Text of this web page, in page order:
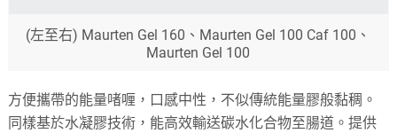
(左至右) Maurten Gel 160、Maurten Gel 100 Caf 100、
Maurten Gel 100
方便攜帶的能量啫喱，口感中性，不似傳統能量膠般黏稠。
同樣基於水凝膠技術，能高效輸送碳水化合物至腸道。提供